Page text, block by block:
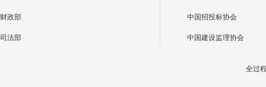
财政部
司法部
中国招投标协会
中国建设监理协会
全过